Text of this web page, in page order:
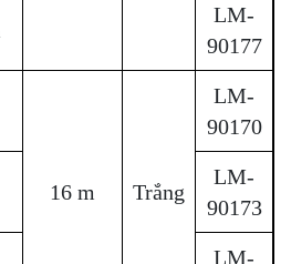
LM-
90177
16 m Trắng
LM-
90170
LM-
90173
LM-